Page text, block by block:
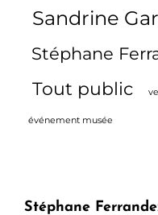
Sandrine
Stéphane
Tout public
événement musée
Stéphane